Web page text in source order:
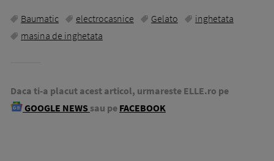
Baumatic electrocasnice Gelato
inghetata
masina de inghetata
Daca ti-a placut acest articol, urmareste ELLE.ro pe
GOOGLE NEWS sau pe FACEBOOK